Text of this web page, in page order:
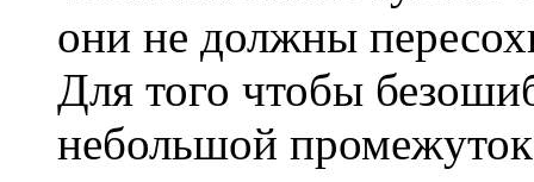
они не должны
Для того чтобы
небольшой